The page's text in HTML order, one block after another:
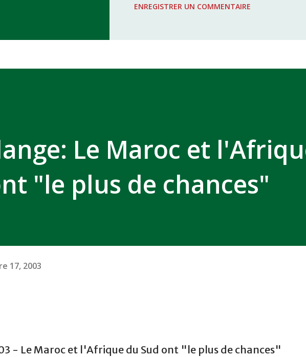
ENREGISTRER UN COMMENTAIRE
Le Maroc et
"le plus de chances"
17, 2003
- Le Maroc et l'Afrique du Sud ont "le plus de chances"